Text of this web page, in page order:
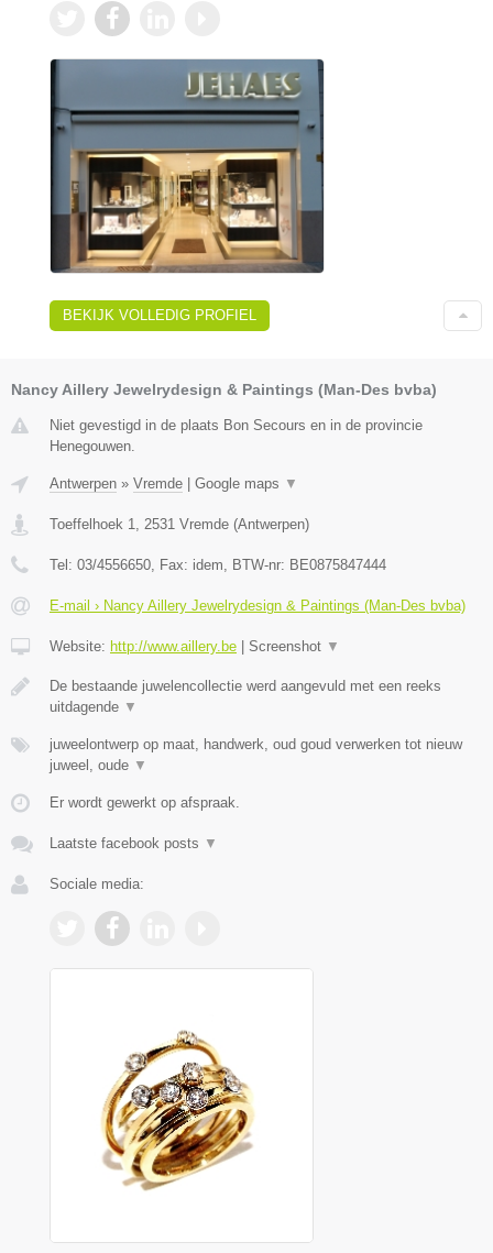
BEKIJK VOLLEDIG PROFIEL
Nancy Aillery Jewelrydesign & Paintings (Man-Des bvba)
Niet gevestigd in de plaats Bon Secours en in de provincie
Henegouwen.
Antwerpen » Vremde Google maps ▼
Toeffelhoek 1 2531 Vremde (Antwerpen)
Tel: 03/4556650 , Fax: idem , BTW-nr: BE0875847444
E-mail › Nancy Aillery Jewelrydesign & Paintings (Man-Des bvba)
Website: http://www.aillery.be Screenshot ▼
De bestaande juwelencollectie werd aangevuld met een reeks
uitdagende ▼
juweelontwerp op maat, handwerk, oud goud verwerken tot nieuw
juweel, oude ▼
Er wordt gewerkt op afspraak.
Laatste facebook posts ▼
Sociale media: